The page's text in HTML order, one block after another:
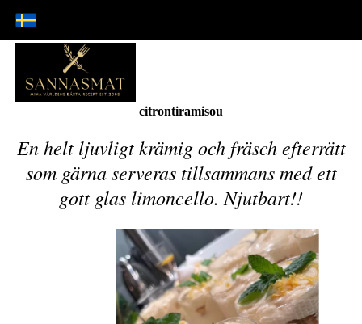
citrontiramisou
En helt ljuvligt krämig och fräsch efterrätt
som gärna serveras tillsammans med ett
gott glas limoncello. Njutbart!!